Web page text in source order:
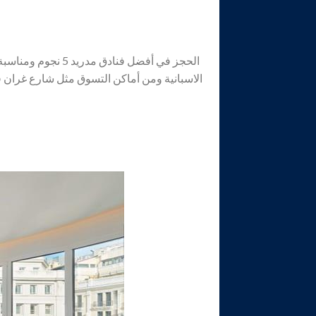
الحجز في أفضل
الاسبانية ومن أماكن التسوق مثل شارع